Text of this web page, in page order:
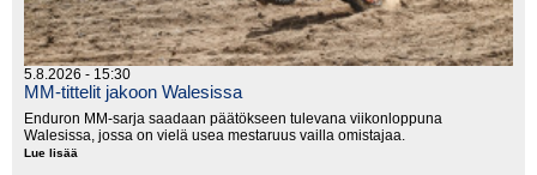
5.8.2026 - 15:30
MM-tittelit jakoon Walesissa
Enduron MM-sarja saadaan päätökseen tulevana viikonloppuna
Walesissa, jossa on vielä usea mestaruus vailla omistajaa.
Lue lisää